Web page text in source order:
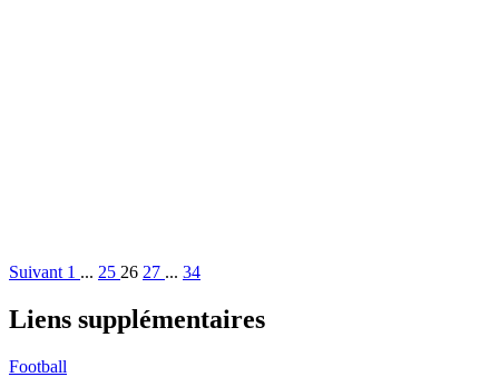
Suivant 1 ... 25 26 27 ... 34
Liens supplémentaires
Football